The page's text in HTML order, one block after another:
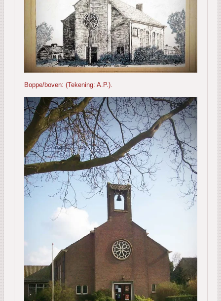
Boppe/boven: (Tekening: A.P.).